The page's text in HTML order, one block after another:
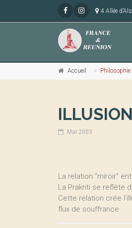
4 Allée
Accueil Philosophie
Mai 2003
La relation "miroir"
La Prakriti se reflète
Cette relation crée
flux de souffrance.